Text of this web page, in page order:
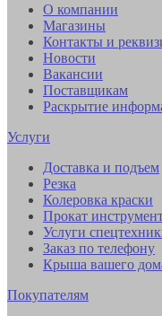
О компании
Магазины
Контакты и
Новости
Вакансии
Поставщикам
Раскрытие
Услуги
Доставка и подъем
Резка
Колеровка краски
Прокат
Услуги
Заказ по телефону
Крыша вашего
Покупателям